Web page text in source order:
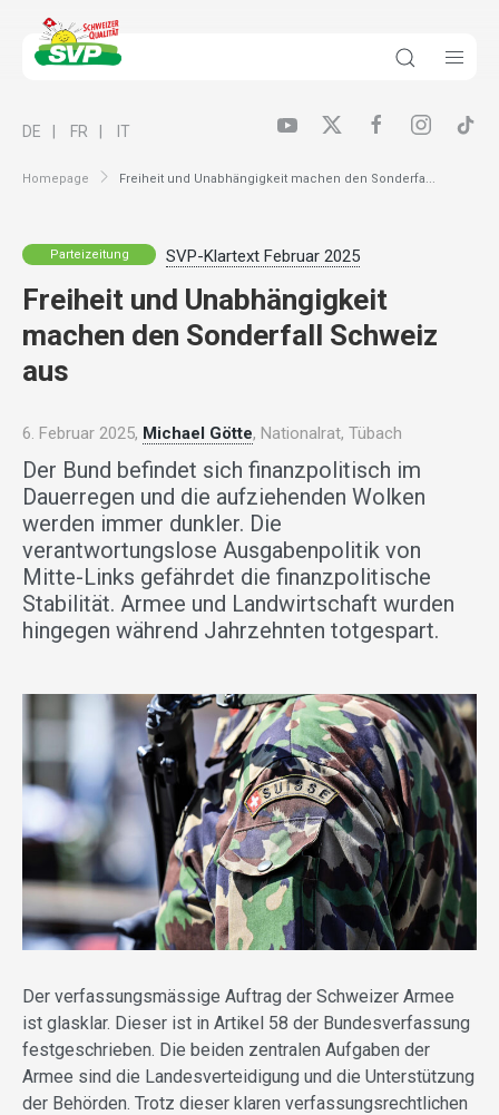
Homepage Freiheit und Unabhängigkeit machen den Sonderfa...
DE FR IT
Parteizeitung SVP-Klartext Februar 2025
Freiheit und Unabhängigkeit
machen den Sonderfall Schweiz
aus
6. Februar 2025, Michael Götte, Nationalrat, Tübach
Der Bund befindet sich finanzpolitisch im
Dauerregen und die aufziehenden Wolken
werden immer dunkler. Die
verantwortungslose Ausgabenpolitik von
Mitte-Links gefährdet die finanzpolitische
Stabilität. Armee und Landwirtschaft wurden
hingegen während Jahrzehnten totgespart.
Der verfassungsmässige Auftrag der Schweizer Armee
ist glasklar. Dieser ist in Artikel 58 der Bundesverfassung
festgeschrieben. Die beiden zentralen Aufgaben der
Armee sind die Landesverteidigung und die Unterstützung
der Behörden. Trotz dieser klaren verfassungsrechtlichen